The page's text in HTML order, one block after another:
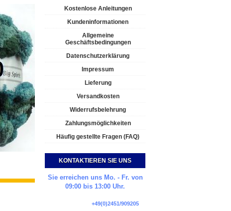
Kostenlose Anleitungen
Kundeninformationen
Allgemeine
Geschäftsbedingungen
Datenschutzerklärung
Impressum
Lieferung
Versandkosten
Widerrufsbelehrung
Zahlungsmöglichkeiten
Häufig gestellte Fragen (FAQ)
KONTAKTIEREN SIE UNS
Sie erreichen uns Mo. - Fr. von
09:00 bis 13:00 Uhr.
+49(0)2451/909205